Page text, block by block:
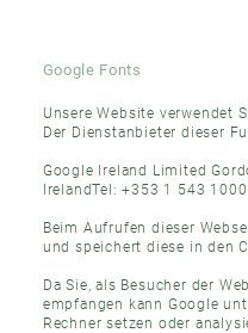
Google Fonts
Unsere Website verwendet
Der Dienstanbieter dieser
Google Ireland Limited
IrelandTel: +353 1 543 1000
Beim Aufrufen dieser
und speichert diese in den
Da Sie, als Besucher der
empfangen kann Google
Rechner setzen oder